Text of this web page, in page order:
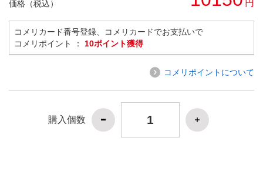
価格（税込）
円
コメリカード番号登録、コメリカードでお支払いで
コメリポイント ： 10ポイント獲得
コメリポイントについて
購入個数